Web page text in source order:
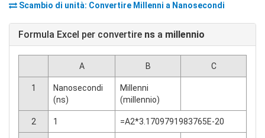
Scambio di unità: Convertire Millenni a Nanosecondi
Formula Excel per convertire ns a millennio
A B C
1
Nanosecondi
(ns)
Millenni
(millennio)
2 1 =A2*3.1709791983765E-20